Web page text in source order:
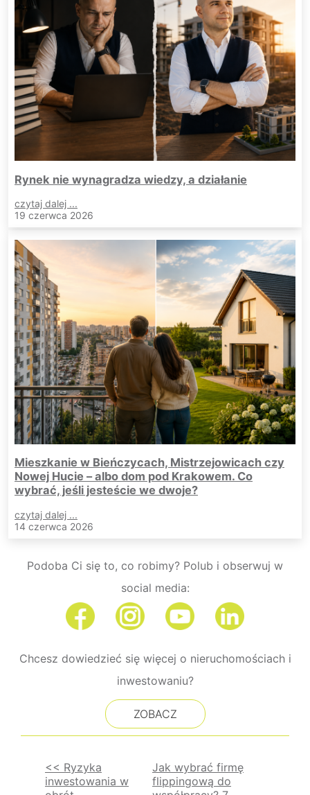
Rynek nie wynagradza wiedzy, a działanie
czytaj dalej ...
19 czerwca 2026
Mieszkanie w Bieńczycach, Mistrzejowicach czy
Nowej Hucie – albo dom pod Krakowem. Co
wybrać, jeśli jesteście we dwoje?
czytaj dalej ...
14 czerwca 2026
Podoba Ci się to, co robimy? Polub i obserwuj w
social media:
Chcesz dowiedzieć się więcej o nieruchomościach i
inwestowaniu?
ZOBACZ
<< Ryzyka
inwestowania w
Jak wybrać firmę
flippingową do